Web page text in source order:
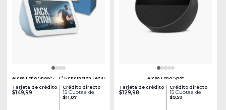
Alexa Echo Show 5 – 3.ª Generación | Azul
Tarjeta de crédito
$149,99
Crédito directo
15 Cuotas de
$11,07
Alexa Echo Spot
Tarjeta de crédito
$129,98
Crédito directo
15 Cuotas de
$9,59